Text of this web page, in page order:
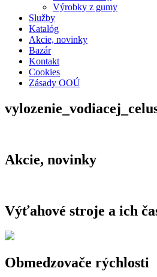
Výrobky z gumy
Služby
Katalóg
Akcie, novinky
Bazár
Kontakt
Cookies
Zásady OOÚ
Stroje
Akcie, novinky
Výťahové stroje a ich
Obmedzovače rýchlosti